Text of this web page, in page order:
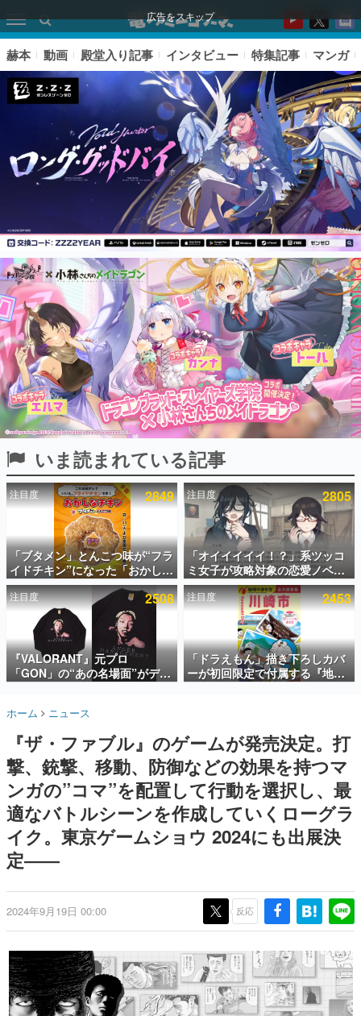
広告をスキップ
ピックアップ
電ファミのいま読まれている記事ランキング
アプリセール情報
インタビュー
連載・特集一覧
殿堂入り記事
SNS拡散数が数千以上！ ページビュー数万以上！ などな
ど。多くの人々に読まれた、電ファミ渾身の“殿堂入り”記
事をまとめました。
ゲームの企画書
名作ゲームクリエイターの方々に製作時のエピソードをお
聞きし、ヒットする企画（ゲーム）とは何か？を探ってい
きます。
赫本
この物語を解いてはいけない。『赫本』は、〈試験問題〉
の形をした短編ホラー小説集です。
新世代に訊く
これからのデジタルゲーム市場を担う若きクリエイター達
の姿を追い、彼らのルーツと情熱を探っていきます。
ゲームに多大な影響を受けた作家さんに取材し、ゲームが
日本のコンテンツ産業やカルチャーに与えた影響を探る企
画です。
日本モバイルゲーム産業史
日本のモバイルゲーム史における主要なトピック・タイト
ルを網羅するほか、開発者へのインタビューや識者による
解説を掲載。約20年の歴史が一望できる決定版！
若ゲのいたり〜ゲームクリエイターの青春〜
なんでゲームは面白い？
ゲーム開発者・hamatsu氏がゲームの魅力を画面や操作の
具体的な形から解き明かしていく、硬派で骨太な評論連載
ゲームが変えた日本語
「経験値」「裏技」「ラスボス」… ゲームにまつわる言葉
の起源や用法の変遷を、コンピューター文化史研究家・タ
イニーP氏が徹底調査。
赫本 動画 殿堂入り記事 インタビュー 特集記事 マンガ
いま読まれている記事
注目度 2849
「ブタメン」とんこつ味が“フラ
イドチキン”になった「おかしな
チキン」が登場。8月11日より
全国のセブンイレブンで順次発
売、 「ブタメンくん」がデザイ
ンされた専用袋が先着でついて
くるキャンペーンも実施
注目度 2805
「オイイイイイ！？」系ツッコ
ミ女子が攻略対象の恋愛ノベル
ゲーム『美術部カノジョ』
Steamストアページが公開。
「お前らーそろそろ自重しろ
ー？＾＾」暗黒微笑の夢女子
や、萌え声不思議ちゃん女子と
青春を謳歌
注目度 2508
『VALORANT』元プロ
「GON」の“あの名場面”がデザ
インされた新作グッズが本日8月
ツやコインケース、アクキーな
どが全品受注生産で登場、過去
に発売したグッズの再販も
注目度 2453
「ドラえもん」描き下ろしカバ
ーが初回限定で付属する『地球
の歩き方 川崎市』が8月6日に発
ホーム ニュース
『ザ・ファブル』のゲームが発売決定。打
撃、銃撃、移動、防御などの効果を持つマ
ンガの”コマ”を配置して行動を選択し、最
適なバトルシーンを作成していくローグラ
イク。東京ゲームショウ 2024にも出展決
定――
2024年9月19日 00:00 反応